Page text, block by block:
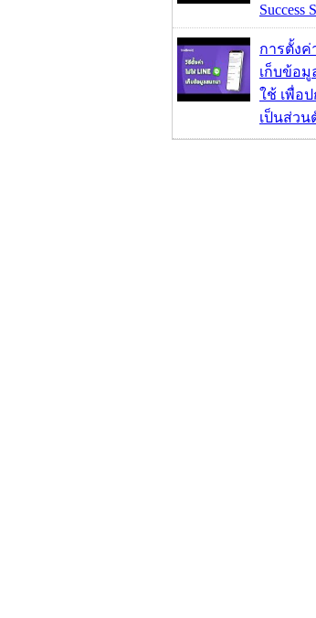
Success
การตั้งค่
เก็บข้อ
ใช้ เพื่อ
เป็นส่ว